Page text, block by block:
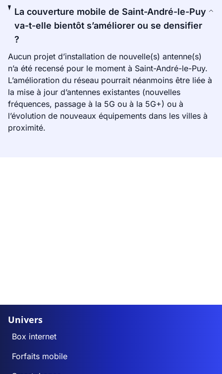
La couverture mobile de Saint-André-le-Puy
va-t-elle bientôt s’améliorer ou se densifier
?
Aucun projet d’installation de nouvelle(s) antenne(s)
n’a été recensé pour le moment à Saint-André-le-Puy.
L’amélioration du réseau pourrait néanmoins être liée à
la mise à jour d’antennes existantes (nouvelles
fréquences, passage à la 5G ou à la 5G+) ou à
l’évolution de nouveaux équipements dans les villes à
proximité.
Univers
Box internet
Forfaits mobile